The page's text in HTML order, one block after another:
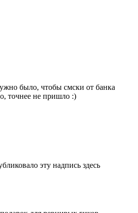
было, чтобы смски от банка
точнее не пришло :)
эту надпись здесь